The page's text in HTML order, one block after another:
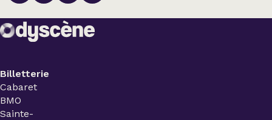
Billetterie
Cabaret
BMO
Sainte-